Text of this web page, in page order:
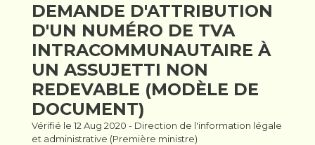
DEMANDE D'ATTRIBUTION
D'UN NUMÉRO DE TVA
INTRACOMMUNAUTAIRE À
UN ASSUJETTI NON
REDEVABLE (MODÈLE DE
DOCUMENT)
Vérifié le 12 Aug 2020 - Direction de l'information légale
et administrative (Première ministre)